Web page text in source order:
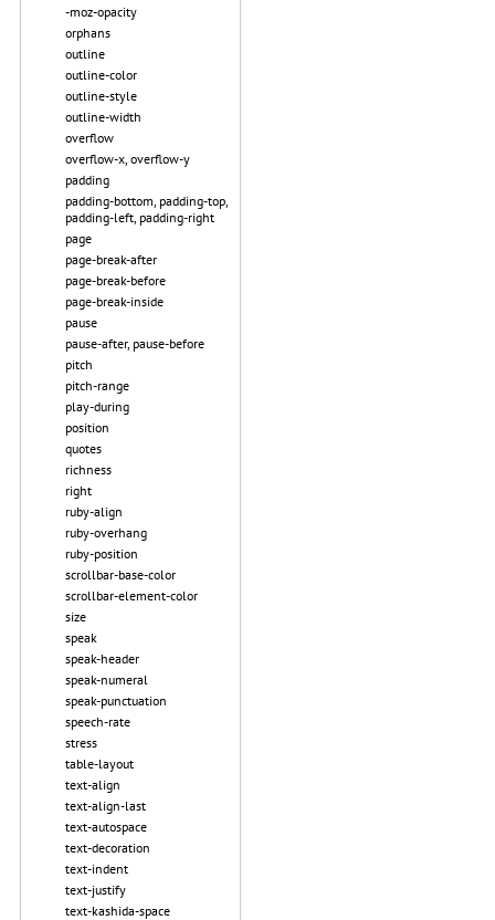
-moz-opacity
orphans
outline
outline-color
outline-style
outline-width
overflow
overflow-x, overflow-y
padding
padding-bottom, padding-top,
padding-left, padding-right
page
page-break-after
page-break-before
page-break-inside
pause
pause-after, pause-before
pitch
pitch-range
play-during
position
quotes
richness
right
ruby-align
ruby-overhang
ruby-position
scrollbar-base-color
scrollbar-element-color
size
speak
speak-header
speak-numeral
speak-punctuation
speech-rate
stress
table-layout
text-align
text-align-last
text-autospace
text-decoration
text-indent
text-justify
text-kashida-space